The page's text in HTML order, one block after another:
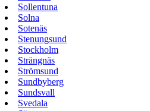
Sollentuna
Solna
Sotenäs
Stenungsund
Stockholm
Strängnäs
Strömsund
Sundbyberg
Sundsvall
Svedala